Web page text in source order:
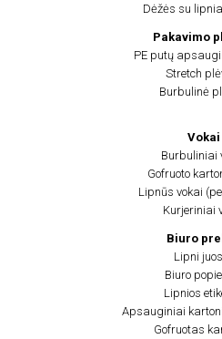
Dėžės su
Pakavimo
PE putų
Stretch
Burbulinė
Vokai
Burbuliniai
Gofruoto
Lipnūs vokai
Kurjeriniai
Biuro
Lipni
Biuro
Lipnios
Apsauginiai
Gofruotas